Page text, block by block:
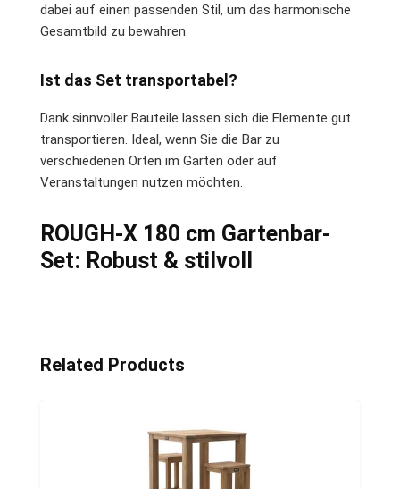
dabei auf einen passenden Stil, um das harmonische
Gesamtbild zu bewahren.
Ist das Set transportabel?
Dank sinnvoller Bauteile lassen sich die Elemente gut
transportieren. Ideal, wenn Sie die Bar zu
verschiedenen Orten im Garten oder auf
Veranstaltungen nutzen möchten.
ROUGH-X 180 cm Gartenbar-
Set: Robust & stilvoll
Related Products